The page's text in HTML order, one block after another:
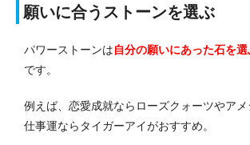
願いに合うストーンを選ぶ
パワーストーンは自分の願いにあった石を選
です。
例えば、恋愛成就ならローズクォーツやア
仕事運ならタイガーアイがおすすめ。